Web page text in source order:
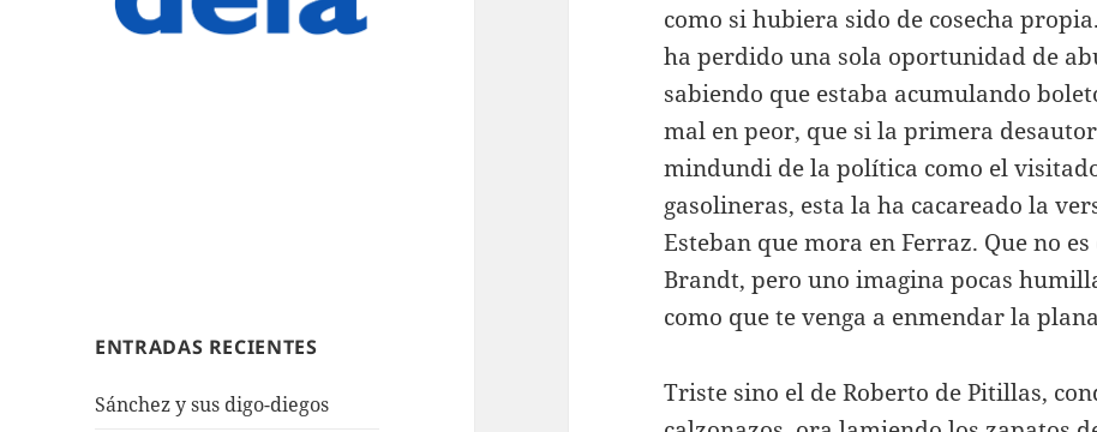
ENTRADAS RECIENTES
Sánchez y sus digo-diegos
como si hubiera sido de cosecha
ha perdido una sola oportunidad de
sabiendo que estaba acumulando
mal en peor, que si la primera
mindundi de la política como el
gasolineras, esta la ha cacareado la
Esteban que mora en Ferraz. Que no
Brandt, pero uno imagina pocas
como que te venga a enmendar la
Triste sino el de Roberto de Pitillas,